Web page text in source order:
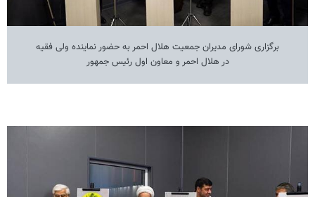
برگزاری شورای مدیران جمعیت هلال احمر به حضور نماینده ولی فقیه
در هلال احمر و معاون اول رئیس جمهور